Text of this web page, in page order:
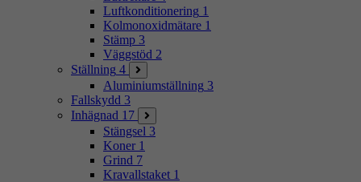
Luftkonditionering 1
Kolmonoxidmätare 1
Stämp 3
Väggstöd 2
Ställning 4
Aluminiumställning 3
Fallskydd 3
Inhägnad 17
Stängsel 3
Koner 1
Grind 7
Kravallstaket 1